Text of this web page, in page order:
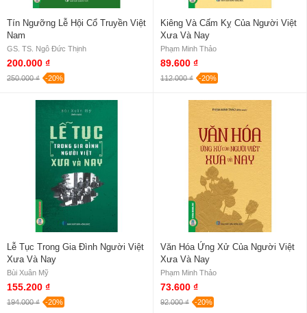
Tín Ngưỡng Lễ Hội Cổ Truyền Việt
Nam
GS. TS. Ngô Đức Thịnh
200.000 ₫
250.000 ₫ -20%
Kiêng Và Cấm Kỵ Của Người Việt
Xưa Và Nay
Phạm Minh Thảo
89.600 ₫
112.000 ₫ -20%
Lễ Tục Trong Gia Đình Người Việt
Xưa Và Nay
Bùi Xuân Mỹ
155.200 ₫
194.000 ₫ -20%
Văn Hóa Ứng Xử Của Người Việt
Xưa Và Nay
Phạm Minh Thảo
73.600 ₫
92.000 ₫ -20%